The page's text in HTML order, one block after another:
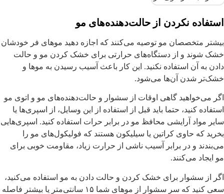
نکردن از حالت‌دهنده‌های مو
متخصصان مو توصیه می‌کنند که اجازه دهید موهای فر خودشان
شوند و از دستگاه‌های حرارتی برای خشک کردن مو و حالت
به آن استفاده نکنید. این کار باعث آسیب رسیدن به موها و
شدن آن‌ها می‌شود.
می‌خواهید گاهی اوقات از سشوار و حالت‌دهنده‌های مو و اتوی مو
کنید، حتما باید قبل از استفاده از این وسایل، از اسپری‌ها یا
مواد آرایشی محافظ مو در برابر حرات استفاده کنید. اسپری‌هایی
که حاوی کراتین یا سیلیکون هستند که فولیکول‌های مو را
و در برابر آسیب ناشی از حرارت زیاد، مقاومت خوبی برای
ایجاد می‌کنند.
از سشوار برای خشک کردن و حالت دادن به مو استفاده می‌کنید،
سعی کنید که سر سشوار از موهای شما ۱۵ سانتی‌متر یا بیشتر فاصله